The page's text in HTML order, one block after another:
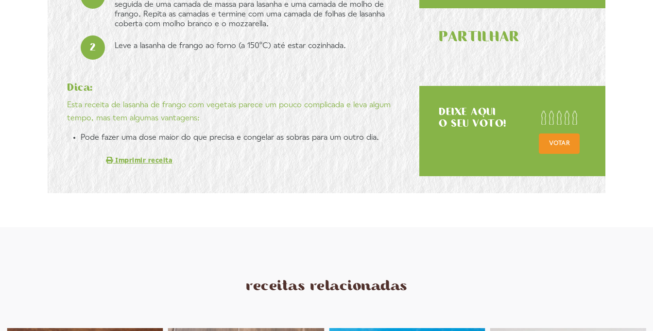
seguida de uma camada de massa para lasanha e uma camada de molho de
frango. Repita as camadas e termine com uma camada de folhas de lasanha
coberta com molho branco e o mozzarella.
Leve a lasanha de frango ao forno (a 150ºC) até estar cozinhada.
Dica:
Esta receita de lasanha de frango com vegetais parece um pouco complicada e leva algum
tempo, mas tem algumas vantagens:
Pode fazer uma dose maior do que precisa e congelar as sobras para um outro dia.
Imprimir receita
PARTILHAR
DEIXE AQUI
O SEU VOTO!
VOTAR
receitas relacionadas